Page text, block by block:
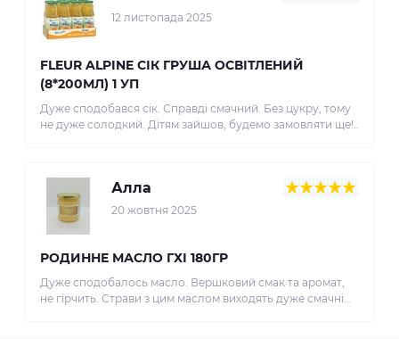
12 листопада 2025
FLEUR ALPINE СІК ГРУША ОСВІТЛЕНИЙ
(8*200МЛ) 1 УП
Дуже сподобався сік. Справді смачний. Без цукру, тому
не дуже солодкий. Дітям зайшов, будемо замовляти ще!..
Алла
20 жовтня 2025
РОДИННЕ МАСЛО ГХІ 180ГР
Дуже сподобалось масло. Вершковий смак та аромат,
не гірчить. Страви з цим маслом виходять дуже смачні...